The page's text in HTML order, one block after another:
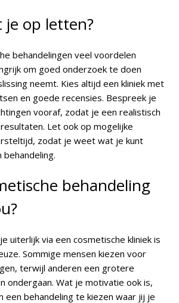
je op letten?
behandelingen veel voordelen
om goed onderzoek te doen
neemt. Kies altijd een kliniek met
en goede recensies. Bespreek je
vooraf, zodat je een realistisch
Let ook op mogelijke
zodat je weet wat je kunt
behandeling
uiterlijk via een cosmetische kliniek is
Sommige mensen kiezen voor
terwijl anderen een grotere
ondergaan. Wat je motivatie ook is,
een behandeling te kiezen waar jij je